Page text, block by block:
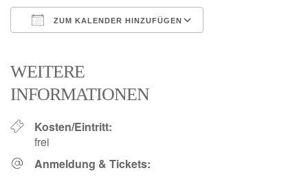
ZUM KALENDER HINZUFÜGEN
WEITERE
INFORMATIONEN
Kosten/Eintritt:
frei
Anmeldung & Tickets: